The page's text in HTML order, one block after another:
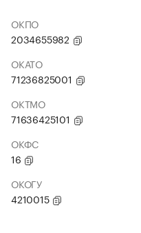
ОКПО
2034655982
ОКАТО
71236825001
ОКТМО
71636425101
ОКФС
16
ОКОГУ
4210015